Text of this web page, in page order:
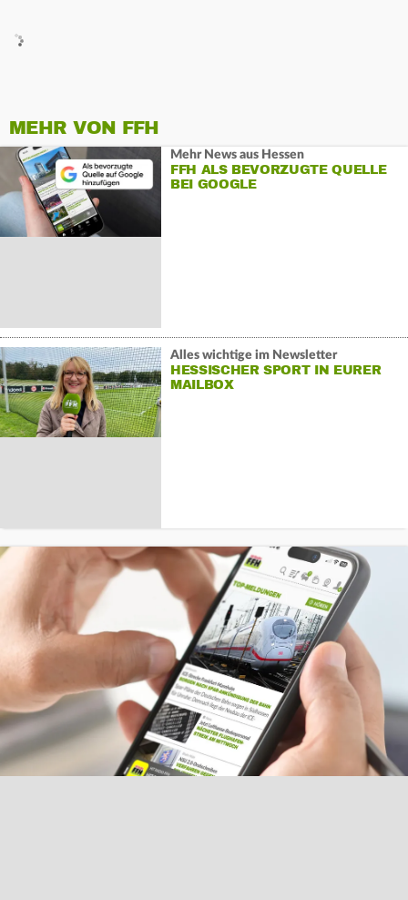
MEHR VON FFH
Mehr News aus Hessen
FFH ALS BEVORZUGTE QUELLE
BEI GOOGLE
Alles wichtige im Newsletter
HESSISCHER SPORT IN EURER
MAILBOX